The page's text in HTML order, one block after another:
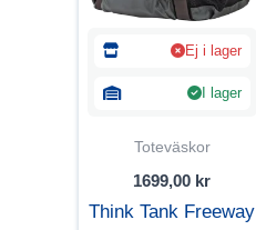
Ej i lager
I lager
Toteväskor
1699,00 kr
Think Tank Freeway